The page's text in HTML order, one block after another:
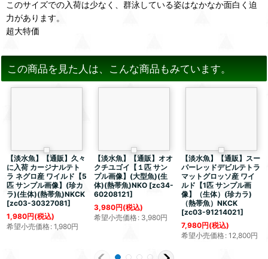
このサイズでの入荷は少なく、群泳している姿はなかなか面白く迫
力があります。
超大特価
この商品を見た人は、こんな商品もみています。
【淡水魚】【通販】久々
に入荷 カージナルテト
ラ ネグロ産 ワイルド【5
匹 サンプル画像】(珍カ
ラ)(生体)(熱帯魚)NKCK
[zc03-30327081]
1,980円(税込)
希望小売価格: 1,980円
【淡水魚】【通販】オオ
クチユゴイ【１匹 サン
プル画像】(大型魚)(生
体)(熱帯魚)NKO [zc34-
60208121]
3,980円(税込)
希望小売価格: 3,980円
【淡水魚】【通販】スー
パーレッドデビルテトラ
マットグロッソ産 ワイ
ルド【1匹 サンプル画
像】（生体）(珍カラ)
（熱帯魚）NKCK
[zc03-91214021]
7,980円(税込)
希望小売価格: 12,800円